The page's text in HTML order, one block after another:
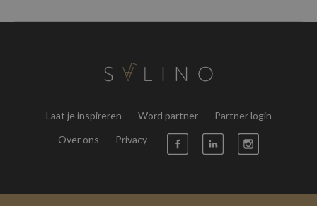
Laat je inspireren Word partner
Partner login
Over ons
Privacy